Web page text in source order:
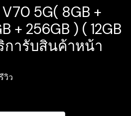
5G( 8GB +
+ 256GB ) ( 12GB
การับสินค้าหน้า
วิว